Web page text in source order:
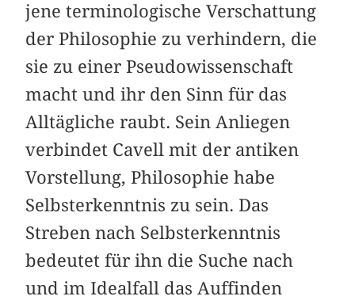
jene terminologische Verschattung
der Philosophie zu verhindern, die
sie zu einer Pseudowissenschaft
macht und ihr den Sinn für das
Alltägliche raubt. Sein Anliegen
verbindet Cavell mit der antiken
Vorstellung, Philosophie habe
Selbsterkenntnis zu sein. Das
Streben nach Selbsterkenntnis
bedeutet für ihn die Suche nach
und im Idealfall das Auffinden